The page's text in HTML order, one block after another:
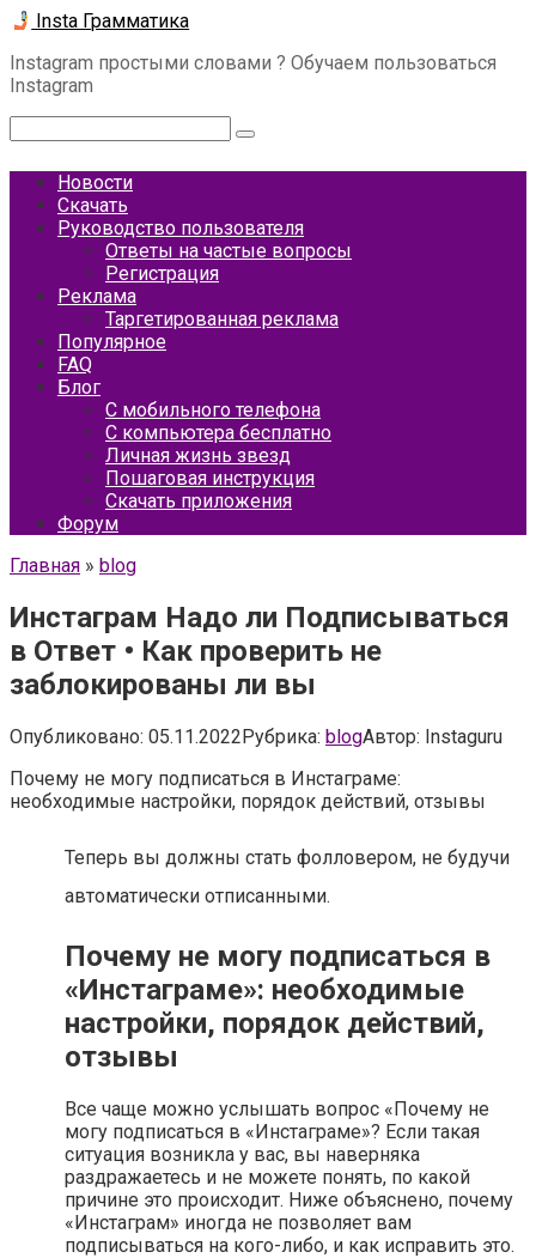
Перейти
контенту
Insta Грамматика
Instagram простыми словами ? Обучаем пользоваться
Instagram
Новости
Скачать
Руководство пользователя
Ответы на частые вопросы
Регистрация
Реклама
Таргетированная реклама
Популярное
FAQ
Блог
С мобильного телефона
С компьютера бесплатно
Личная жизнь звезд
Пошаговая инструкция
Скачать приложения
Форум
Главная » blog
Инстаграм Надо ли Подписываться
в Ответ • Как проверить не
заблокированы ли вы
Опубликовано: 05.11.2022Рубрика: blogАвтор: Instaguru
Почему не могу подписаться в Инстаграме:
необходимые настройки, порядок действий, отзывы
Теперь вы должны стать фолловером, не будучи
автоматически отписанными.
Почему не могу подписаться в
«Инстаграме»: необходимые
настройки, порядок действий,
отзывы
Все чаще можно услышать вопрос «Почему не
могу подписаться в «Инстаграме»? Если такая
ситуация возникла у вас, вы наверняка
раздражаетесь и не можете понять, по какой
причине это происходит. Ниже объяснено, почему
«Инстаграм» иногда не позволяет вам
подписываться на кого-либо, и как исправить это.